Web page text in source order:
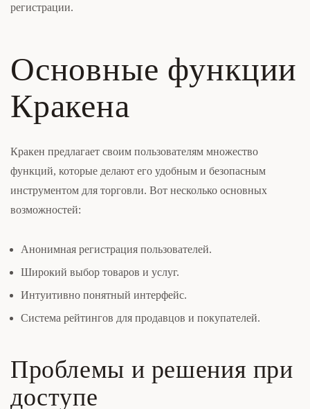
регистрации.
Основные функции
Кракена
Кракен предлагает своим пользователям множество
функций, которые делают его удобным и безопасным
инструментом для торговли. Вот несколько основных
возможностей:
Анонимная регистрация пользователей.
Широкий выбор товаров и услуг.
Интуитивно понятный интерфейс.
Система рейтингов для продавцов и покупателей.
Проблемы и решения при
доступе